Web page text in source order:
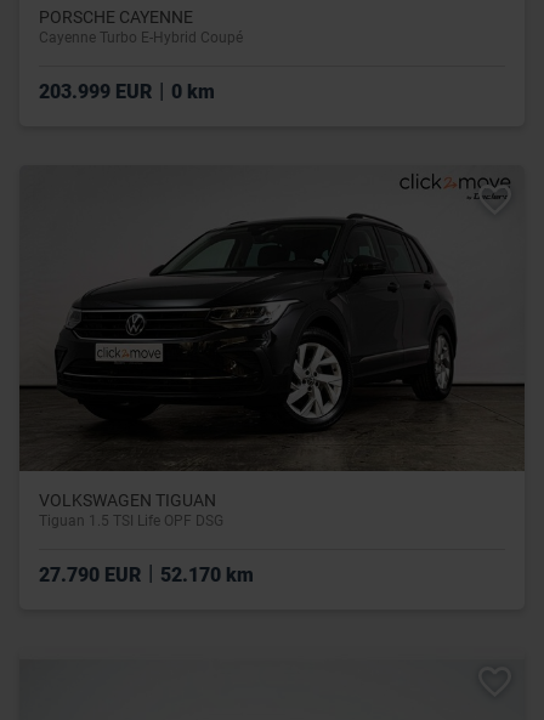
PORSCHE CAYENNE
Cayenne Turbo E-Hybrid Coupé
203.999 EUR | 0 km
VOLKSWAGEN TIGUAN
Tiguan 1.5 TSI Life OPF DSG
27.790 EUR 52.170 km